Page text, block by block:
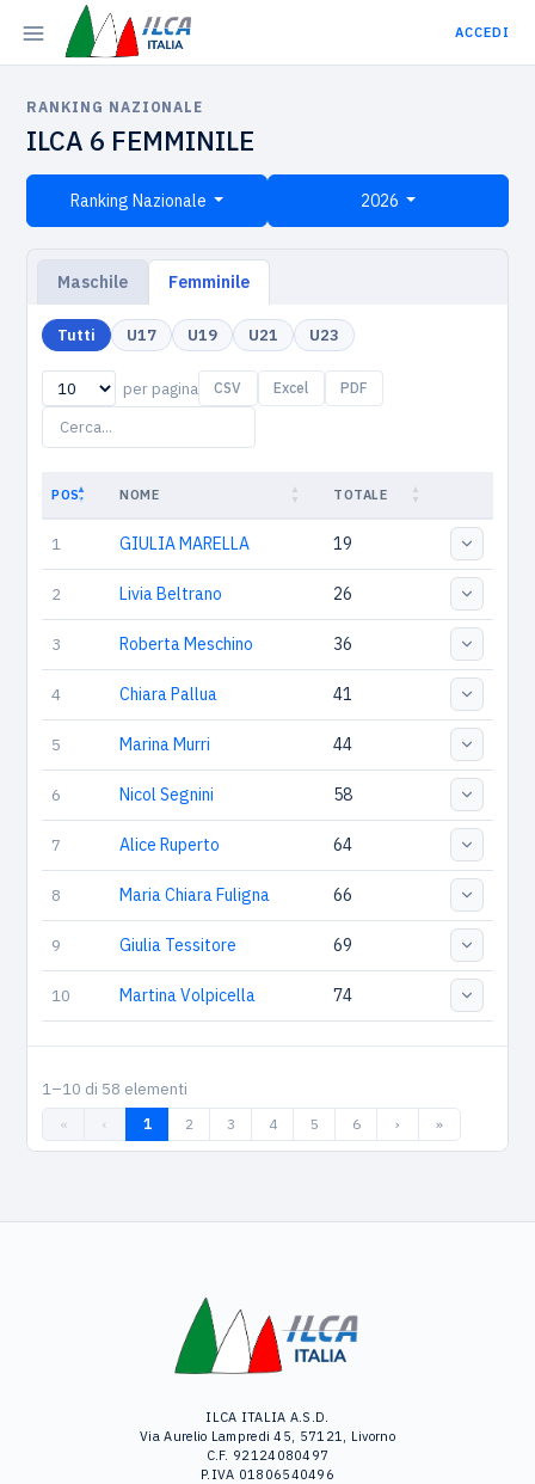
ACCEDI
RANKING NAZIONALE
ILCA 6 FEMMINILE
Ranking Nazionale 2026
Maschile Femminile
Tutti U17 U19 U21 U23
per pagina CSV Excel PDF
POS. NOME TOTALE
1 GIULIA MARELLA 19
2 Livia Beltrano 26
3 Roberta Meschino 36
4 Chiara Pallua 41
5 Marina Murri 44
6 Nicol Segnini 58
7 Alice Ruperto 64
8 Maria Chiara Fuligna 66
9 Giulia Tessitore 69
10 Martina Volpicella 74
1–10 di 58 elementi
« ‹ 1 2 3 4 5 6 › »
ILCA ITALIA A.S.D.
Via Aurelio Lampredi 45, 57121, Livorno
C.F. 92124080497
P.IVA 01806540496